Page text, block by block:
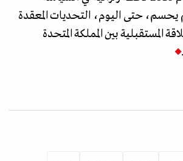
يحسم، حتى اليوم، التحديات المعقدة
المستقبلية بين المملكة المتحدة